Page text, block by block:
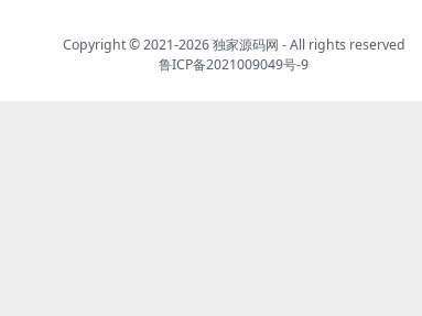
Copyright © 2021-2026独家源码网 - All rights reserved
鲁ICP备2021009049号-9